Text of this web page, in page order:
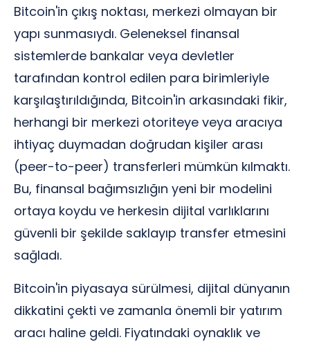
Bitcoin'in çıkış noktası, merkezi olmayan bir
yapı sunmasıydı. Geleneksel finansal
sistemlerde bankalar veya devletler
tarafından kontrol edilen para birimleriyle
karşılaştırıldığında, Bitcoin'in arkasındaki fikir,
herhangi bir merkezi otoriteye veya aracıya
ihtiyaç duymadan doğrudan kişiler arası
(peer-to-peer) transferleri mümkün kılmaktı.
Bu, finansal bağımsızlığın yeni bir modelini
ortaya koydu ve herkesin dijital varlıklarını
güvenli bir şekilde saklayıp transfer etmesini
sağladı.
Bitcoin'in piyasaya sürülmesi, dijital dünyanın
dikkatini çekti ve zamanla önemli bir yatırım
aracı haline geldi. Fiyatındaki oynaklık ve